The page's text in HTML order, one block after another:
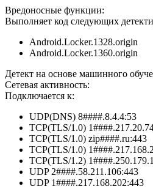
Вредоносные функции:
Выполняет код следующих
Android.Locker.1328.origin
Android.Locker.1360.origin
Детект на основе машинного
Сетевая активность:
Подключается к:
UDP(DNS) 8####.8.4.4:53
TCP(TLS/1.0)
TCP(TLS/1.0) zip####.ru:443
TCP(TLS/1.0)
TCP(TLS/1.2)
UDP 2####.58.211.106:443
UDP 1####.217.168.202:443